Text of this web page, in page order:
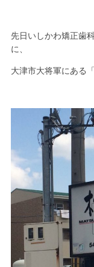
先日いしかわ矯正歯
に、
大津市大将軍にある